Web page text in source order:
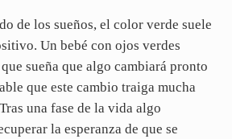
de los sueños, el color verde suele
Un bebé con ojos verdes
sueña que algo cambiará pronto
que este cambio traiga mucha
una fase de la vida algo
la esperanza de que se